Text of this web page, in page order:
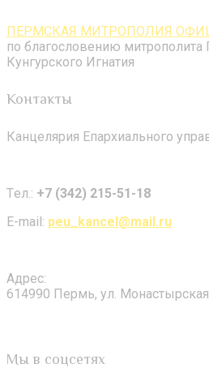
ПЕРМСКАЯ МИТРОПОЛИЯ
по благословению митрополита
Кунгурского Игнатия
Контакты
Канцелярия Епархиального
Tел.: +7 (342) 215-51-18
E-mail: peu_kancel@mail.ru
Адрес:
614990 Пермь, ул.
Мы в соцсетях